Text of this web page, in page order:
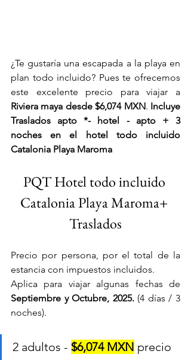
VIAJES 2027
¿Te gustaría una escapada a la playa en
plan todo incluido? Pues te ofrecemos
Riviera maya desde $6,074 MXN. Incluye
Traslados apto *- hotel - apto + 3
Catalonia Playa Maroma
PQT Hotel todo incluido
Catalonia Playa Maroma+
Traslados
Precio por persona, por el total de la
estancia con impuestos incluidos.
Aplica para viajar algunas fechas de
Septiembre y Octubre, 2025. (4 días / 3
noches).
2 adultos - $6,074 MXN precio